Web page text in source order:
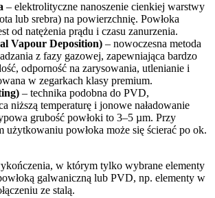
– elektrolityczne nanoszenie cienkiej warstwy
lub srebra) na powierzchnię. Powłoka
od natężenia prądu i czasu zanurzenia.
Vapour Deposition) – nowoczesna metoda
z fazy gazowej, zapewniająca bardzo
odporność na zarysowania, utlenianie i
w zegarkach klasy premium.
– technika podobna do PVD,
niższą temperaturę i jonowe naładowanie
grubość powłoki to 3–5 µm. Przy
użytkowaniu powłoka może się ścierać po ok.
w którym tylko wybrane elementy
galwaniczną lub PVD, np. elementy w
ze stalą.